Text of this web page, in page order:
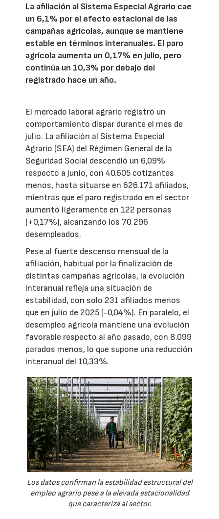
La afiliación al Sistema Especial Agrario cae
un 6,1% por el efecto estacional de las
campañas agrícolas, aunque se mantiene
estable en términos interanuales. El paro
agrícola aumenta un 0,17% en julio, pero
continúa un 10,3% por debajo del
registrado hace un año.
El mercado laboral agrario registró un
comportamiento dispar durante el mes de
julio. La afiliación al Sistema Especial
Agrario (SEA) del Régimen General de la
Seguridad Social descendió un 6,09%
respecto a junio, con 40.605 cotizantes
menos, hasta situarse en 626.171 afiliados,
mientras que el paro registrado en el sector
aumentó ligeramente en 122 personas
(+0,17%), alcanzando los 70.296
desempleados.
Pese al fuerte descenso mensual de la
afiliación, habitual por la finalización de
distintas campañas agrícolas, la evolución
interanual refleja una situación de
estabilidad, con solo 231 afiliados menos
que en julio de 2025 (-0,04%). En paralelo, el
desempleo agrícola mantiene una evolución
favorable respecto al año pasado, con 8.099
parados menos, lo que supone una reducción
interanual del 10,33%.
Los datos confirman la estabilidad estructural del
empleo agrario pese a la elevada estacionalidad
que caracteriza al sector.